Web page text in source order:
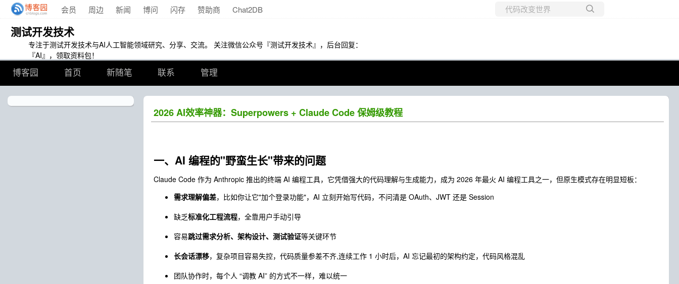
会员 周边 新闻 博问 闪存 赞助商 Chat2DB
测试开发技术
专注于测试开发技术与AI人工智能领域研究、分享、交流。 关注微信公众号『测试开发技术』，后台回复：
『AI』，领取资料包！
博客园 首页 新随笔 联系 管理
2026 AI效率神器：Superpowers + Claude Code 保姆级教程
一、AI 编程的"野蛮生长"带来的问题
Claude Code 作为 Anthropic 推出的终端 AI 编程工具，它凭借强大的代码理解与生成能力，成为 2026 年最火 AI 编程工具之一，但原生模式存在明显短板：
需求理解偏差，比如你让它"加个登录功能"，AI 立刻开始写代码，不问清是 OAuth、JWT 还是 Session
缺乏标准化工程流程，全靠用户手动引导
容易跳过需求分析、架构设计、测试验证等关键环节
长会话漂移，复杂项目容易失控，代码质量参差不齐,连续工作 1 小时后，AI 忘记最初的架构约定，代码风格混乱
团队协作时，每个人 “调教 AI” 的方式不一样，难以统一